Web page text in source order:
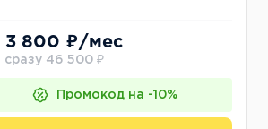
3 800 ₽/мес
сразу 46 500 ₽
Промокод на -10%